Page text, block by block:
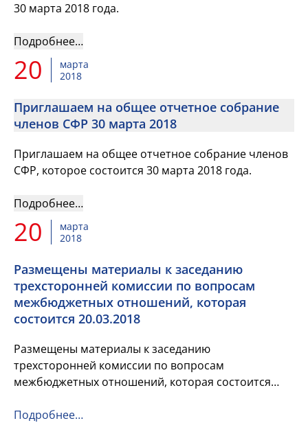
30 марта 2018 года.
Подробнее…
20
марта
2018
Приглашаем на общее отчетное собрание
членов СФР 30 марта 2018
Приглашаем на общее отчетное собрание членов
СФР, которое состоится 30 марта 2018 года.
Подробнее…
20
марта
2018
Размещены материалы к заседанию
трехсторонней комиссии по вопросам
межбюджетных отношений, которая
состоится 20.03.2018
Размещены материалы к заседанию
трехсторонней комиссии по вопросам
межбюджетных отношений, которая состоится
Подробнее…